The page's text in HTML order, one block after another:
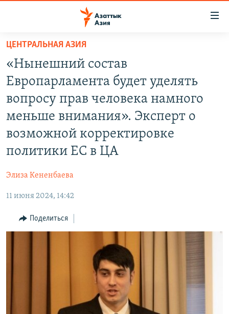
Вернуться
основному
содержанию
Вернутся
главной
навигации
ВОЙНА В УКРАИНЕ
КЫРГЫЗЧА
ПОДПИШИТЕСЬ НА НАС В СОЦСЕТЯХ
ЦЕНТРАЛЬНАЯ АЗИЯ
«Нынешний состав
Европарламента будет уделять
вопросу прав человека намного
меньше внимания». Эксперт о
возможной корректировке
политики ЕС в ЦА
Элиза Кененбаева
11 июня 2024, 14:42
Поделиться